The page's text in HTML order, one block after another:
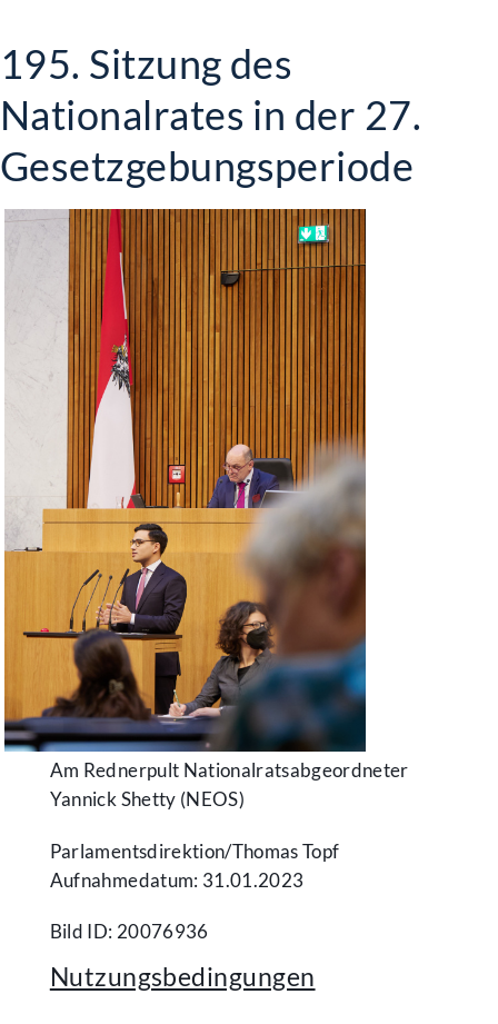
195. Sitzung des
Nationalrates in der 27.
Gesetzgebungsperiode
Am Rednerpult Nationalratsabgeordneter
Yannick Shetty (NEOS)
Parlamentsdirektion/​Thomas Topf
Aufnahmedatum: 31.01.2023
Bild ID: 20076936
Nutzungsbedingungen